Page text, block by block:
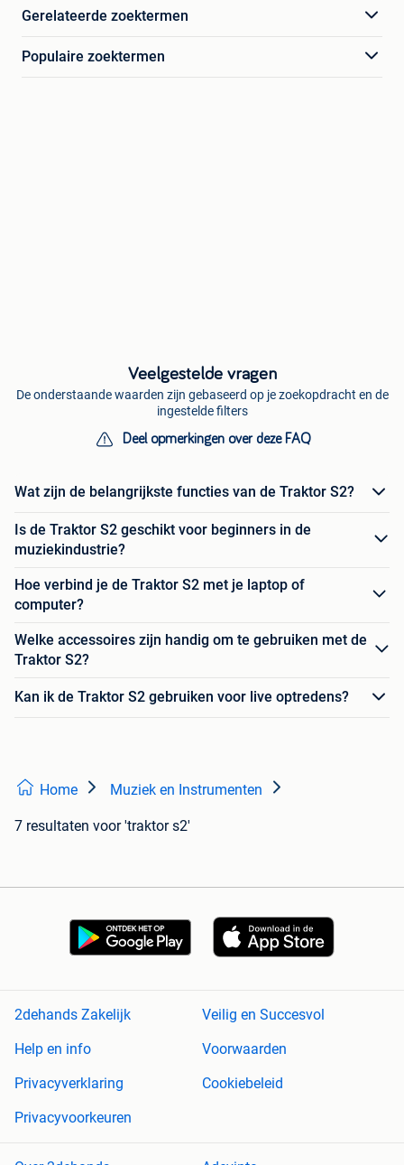
Gerelateerde zoektermen
Populaire zoektermen
Veelgestelde vragen
De onderstaande waarden zijn gebaseerd op je zoekopdracht en de
ingestelde filters
Deel opmerkingen over deze FAQ
Wat zijn de belangrijkste functies van de Traktor S2?
Is de Traktor S2 geschikt voor beginners in de
muziekindustrie?
Hoe verbind je de Traktor S2 met je laptop of
computer?
Welke accessoires zijn handig om te gebruiken met de
Traktor S2?
Kan ik de Traktor S2 gebruiken voor live optredens?
Home Muziek en Instrumenten
7 resultaten voor 'traktor s2'
2dehands Zakelijk
Veilig en Succesvol
Help en info
Voorwaarden
Privacyverklaring
Cookiebeleid
Privacyvoorkeuren